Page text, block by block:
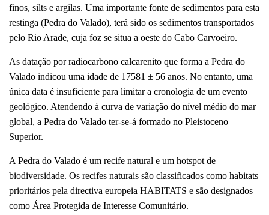
finos, silts e argilas. Uma importante fonte de sedimentos para esta
restinga (Pedra do Valado), terá sido os sedimentos transportados
pelo Rio Arade, cuja foz se situa a oeste do Cabo Carvoeiro.
As datação por radiocarbono calcarenito que forma a Pedra do
Valado indicou uma idade de 17581 ± 56 anos. No entanto, uma
única data é insuficiente para limitar a cronologia de um evento
geológico. Atendendo à curva de variação do nível médio do mar
global, a Pedra do Valado ter-se-á formado no Pleistoceno
Superior.
A Pedra do Valado é um recife natural e um hotspot de
biodiversidade. Os recifes naturais são classificados como habitats
prioritários pela directiva europeia HABITATS e são designados
como Área Protegida de Interesse Comunitário.